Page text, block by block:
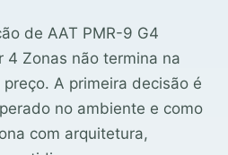
de AAT PMR-9 G4
4 Zonas não termina na
A primeira decisão é
no ambiente e como
com arquitetura,